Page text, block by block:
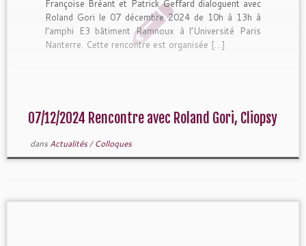
Françoise Bréant et Patrick Geffard dialoguent avec
Roland Gori le 07 décembre 2024 de 10h à 13h à
l’amphi E3 bâtiment Ramnoux à l’Université Paris
Nanterre. Cette rencontre est organisée […]
07/12/2024 Rencontre avec Roland Gori, Cliopsy
dans Actualités/Colloques